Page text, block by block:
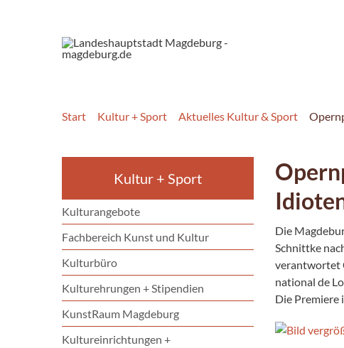
Start Kultur + Sport Aktuelles Kultur & Sport
Kultur + Sport
Kulturangebote
Fachbereich Kunst und Kultur
Kulturbüro
Kulturehrungen + Stipendien
KunstRaum Magdeburg
Kultureinrichtungen +
Die
Schnittke
verantwortet
national de
Die Premiere